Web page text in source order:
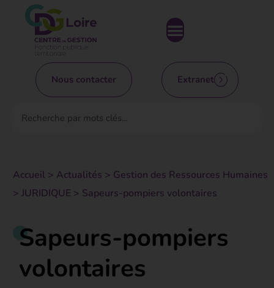
Nous contacter Extranet
Accueil > Actualités > Gestion des Ressources Humaines
> JURIDIQUE > Sapeurs-pompiers volontaires
Sapeurs-pompiers
volontaires